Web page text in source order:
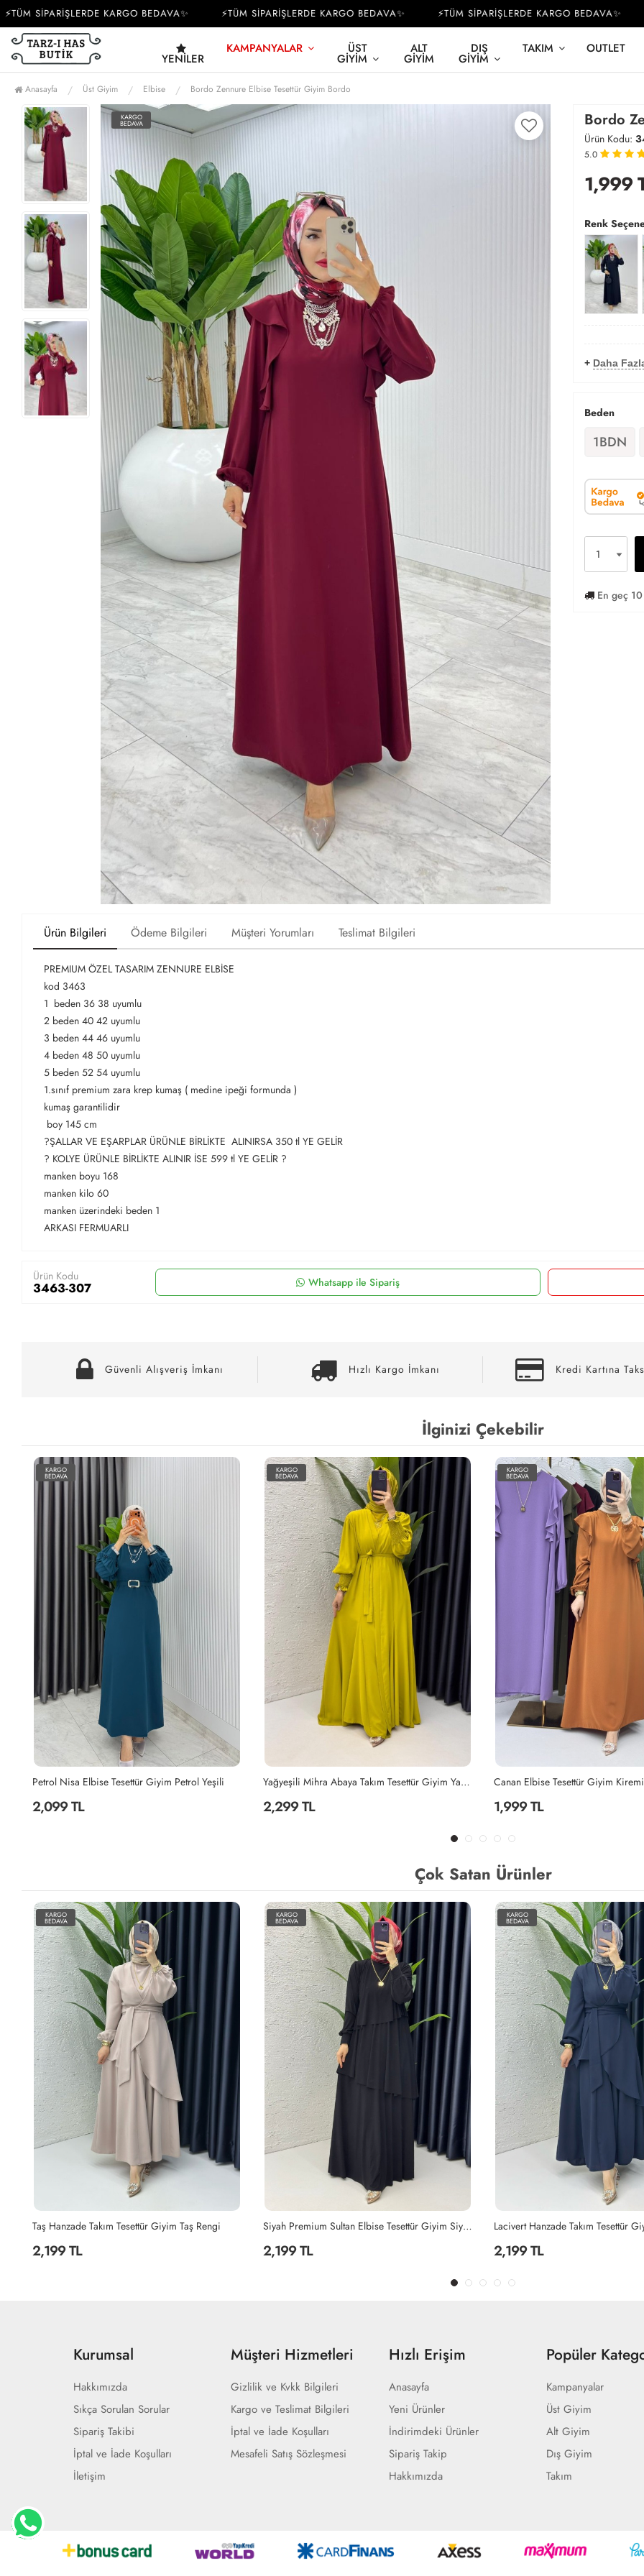
SİPARİŞLERDE KARGO BEDAVA✨ ⚡TÜM SİPARİŞLERDE KARGO BEDAVA✨ ⚡TÜM SİPARİŞLERDE KARGO BEDAVA✨
YENILER
KAMPANYALAR ÜST
GIYIM
ALT
GIYIM
DIŞ
GIYIM
TAKIM OUTLET
Anasayfa Üst Giyim Elbise Bordo Zennure Elbise Tesettür Giyim Bordo
KARGO
BEDAVA Bordo
Ürün Kodu:
5.0
1,999
Renk
+ Daha
Beden
1BDN
En geç 10
Ürün Bilgileri Ödeme Bilgileri Müşteri Yorumları Teslimat Bilgileri
PREMIUM ÖZEL TASARIM ZENNURE ELBİSE
kod 3463
1 beden 36 38 uyumlu
2 beden 40 42 uyumlu
3 beden 44 46 uyumlu
4 beden 48 50 uyumlu
5 beden 52 54 uyumlu
1.sınıf premium zara krep kumaş ( medine ipeği formunda )
kumaş garantilidir
boy 145 cm
?ŞALLAR VE EŞARPLAR ÜRÜNLE BİRLİKTE ALINIRSA 350 tl YE GELİR
? KOLYE ÜRÜNLE BİRLİKTE ALINIR İSE 599 tl YE GELİR ?
manken boyu 168
manken kilo 60
manken üzerindeki beden 1
ARKASI FERMUARLI
Ürün Kodu
3463-307 Whatsapp ile Sipariş
Güvenli Alışveriş İmkanı Hızlı Kargo İmkanı Kredi Kartına
İlginizi Çekebilir
KARGO
BEDAVA
2,299 TL
KARGO
BEDAVA
Canan Elbise Tesettür Giyim Kiremit
1,999 TL
KARGO
BEDAVA
Lila Mihra Abaya Takım Tesettür
2,299 TL
Çok Satan Ürünler
KARGO
BEDAVA
2,199 TL
KARGO
BEDAVA
Lacivert Hanzade Takım Tesettür Giyim Lacivert
2,199 TL
KARGO
BEDAVA
Siyah Ayperi Elbise Tesettür Giyim
1,499 TL
Kurumsal
Hakkımızda
Sıkça Sorulan Sorular
Sipariş Takibi
İptal ve İade Koşulları
İletişim
Müşteri Hizmetleri
Gizlilik ve Kvkk Bilgileri
Kargo ve Teslimat Bilgileri
İptal ve İade Koşulları
Mesafeli Satış Sözleşmesi
Hızlı Erişim
Anasayfa
Yeni Ürünler
İndirimdeki Ürünler
Sipariş Takip
Hakkımızda
Popüler
Kampanyalar
Üst Giyim
Alt Giyim
Dış Giyim
Takım